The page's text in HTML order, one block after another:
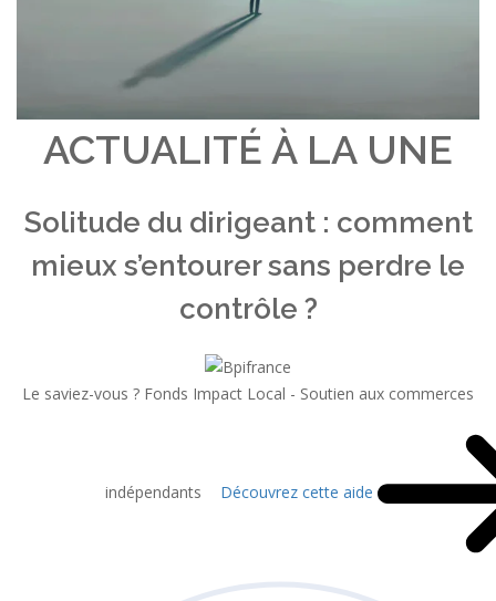
ACTUALITÉ À LA UNE
Solitude du dirigeant : comment
mieux s’entourer sans perdre le
contrôle ?
Le saviez-vous ? Fonds Impact Local - Soutien aux commerces
indépendants Découvrez cette aide